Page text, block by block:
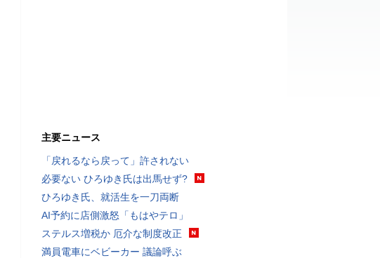
主要ニュース
「戻れるなら戻って」許されない
必要ない ひろゆき氏は出馬せず?
ひろゆき氏、就活生を一刀両断
AI予約に店側激怒「もはやテロ」
ステルス増税か 厄介な制度改正
満員電車にベビーカー 議論呼ぶ